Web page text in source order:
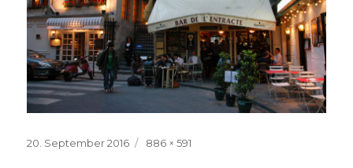
Veröffentlicht
20. September 2016
Volle
886 × 591